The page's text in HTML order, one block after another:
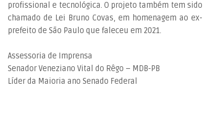
profissional e tecnológica. O projeto também tem sido
chamado de Lei Bruno Covas, em homenagem ao ex-
prefeito de São Paulo que faleceu em 2021.
Assessoria de Imprensa
Senador Veneziano Vital do Rêgo – MDB-PB
Líder da Maioria ano Senado Federal